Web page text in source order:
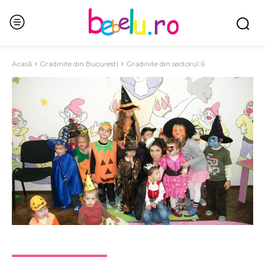
Acasă Gradinite din Bucuresti Gradinite din sectorul 6